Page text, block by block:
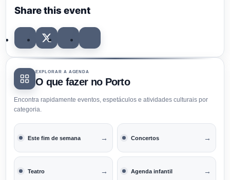
Share this event
EXPLORAR A AGENDA
O que fazer no Porto
Encontra rapidamente eventos, espetáculos e atividades culturais por
categoria.
Este fim de semana → Concertos →
Teatro → Agenda infantil →